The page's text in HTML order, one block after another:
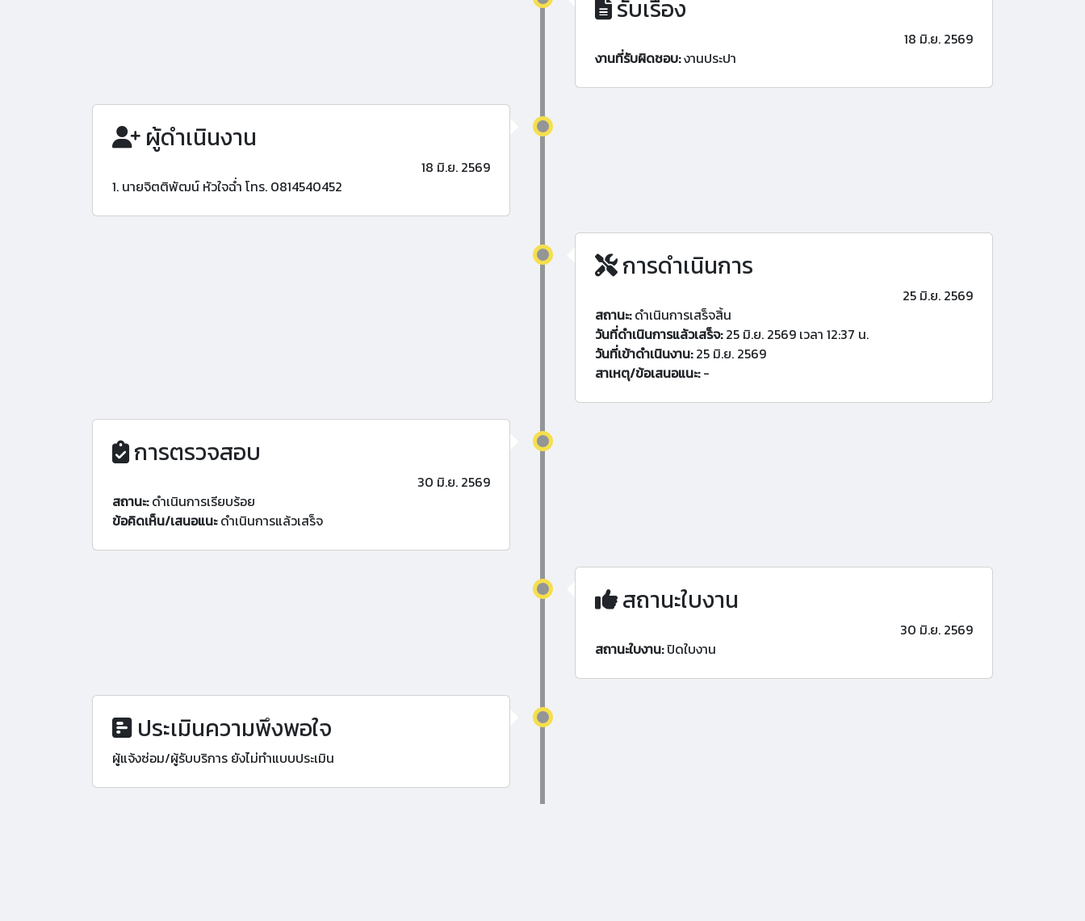
รับเรื่อง
18 มิ.ย. 2569
งานที่รับผิดชอบ:งานประปา
ผู้ดำเนินงาน
18 มิ.ย. 2569
1. นายจิตติพัฒน์ หัวใจฉ่ำ โทร. 0814540452
การดำเนินการ
25 มิ.ย. 2569
สถานะ:ดำเนินการเสร็จสิ้น
วันที่ดำเนินการแล้วเสร็จ:25 มิ.ย. 2569 เวลา 12:37 น.
วันที่เข้าดำเนินงาน:25 มิ.ย. 2569
สาเหตุ/ข้อเสนอแนะ:-
การตรวจสอบ
30 มิ.ย. 2569
สถานะ:ดำเนินการเรียบร้อย
ข้อคิดเห็น/เสนอแนะดำเนินการแล้วเสร็จ
สถานะใบงาน
30 มิ.ย. 2569
สถานะใบงาน:ปิดใบงาน
ประเมินความพึงพอใจ
ผู้แจ้งซ่อม/ผู้รับบริการ ยังไม่ทำแบบประเมิน